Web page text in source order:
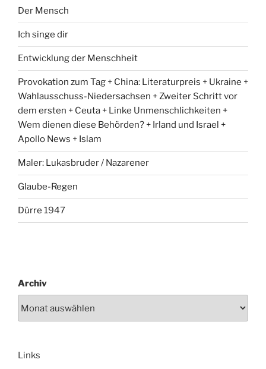
Der Mensch
Ich singe dir
Entwicklung der Menschheit
Provokation zum Tag + China: Literaturpreis + Ukraine +
Wahlausschuss-Niedersachsen + Zweiter Schritt vor
dem ersten + Ceuta + Linke Unmenschlichkeiten +
Wem dienen diese Behörden? + Irland und Israel +
Apollo News + Islam
Maler: Lukasbruder / Nazarener
Glaube-Regen
Dürre 1947
Archiv
Links